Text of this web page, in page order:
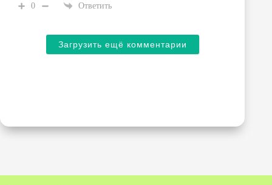
0 Ответить
Загрузить ещё комментарии